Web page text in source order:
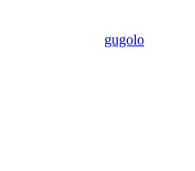
gugolo